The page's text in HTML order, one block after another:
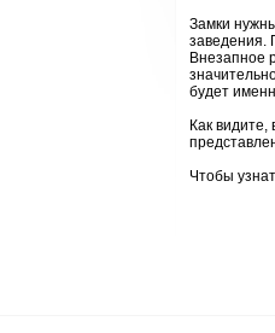
Замки
заведения.
Внезапное
будет
Как
Чтобы